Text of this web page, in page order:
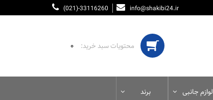
(021)-33116260 info@shakibi24.ir
۰
لوازم جانبی برند